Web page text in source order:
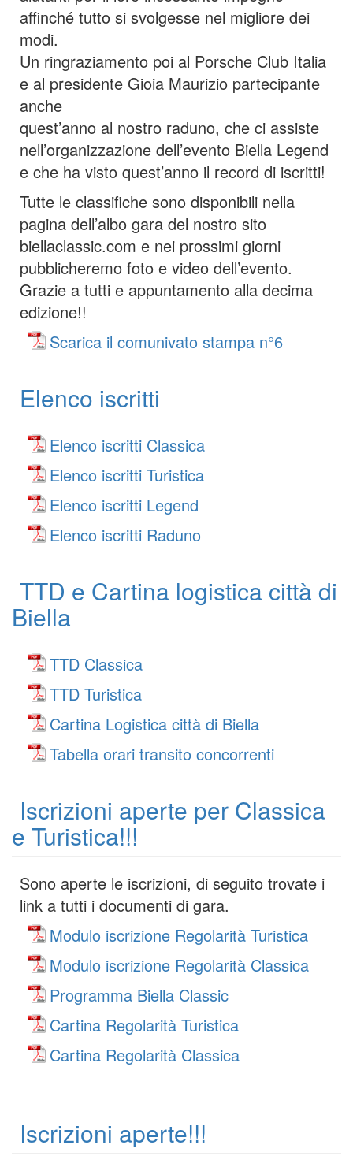
affinché tutto si svolgesse nel migliore dei
modi.
Un ringraziamento poi al Porsche Club Italia
e al presidente Gioia Maurizio partecipante
anche
quest’anno al nostro raduno, che ci assiste
nell’organizzazione dell’evento Biella Legend
e che ha visto quest’anno il record di iscritti!
Tutte le classifiche sono disponibili nella
pagina dell’albo gara del nostro sito
biellaclassic.com e nei prossimi giorni
pubblicheremo foto e video dell’evento.
Grazie a tutti e appuntamento alla decima
edizione!!
Scarica il comunivato stampa n°6
Elenco iscritti
Elenco iscritti Classica
Elenco iscritti Turistica
Elenco iscritti Legend
Elenco iscritti Raduno
TTD e Cartina logistica città di
Biella
TTD Classica
TTD Turistica
Cartina Logistica città di Biella
Tabella orari transito concorrenti
Iscrizioni aperte per Classica
e Turistica!!!
Sono aperte le iscrizioni, di seguito trovate i
link a tutti i documenti di gara.
Modulo iscrizione Regolarità Turistica
Modulo iscrizione Regolarità Classica
Programma Biella Classic
Cartina Regolarità Turistica
Cartina Regolarità Classica
Iscrizioni aperte!!!